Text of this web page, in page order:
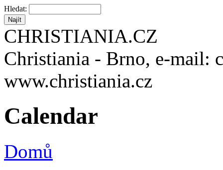
Hledat:
CHRISTIANIA.CZ
Christiania - Brno, e-mail:
www.christiania.cz
Calendar
Domů